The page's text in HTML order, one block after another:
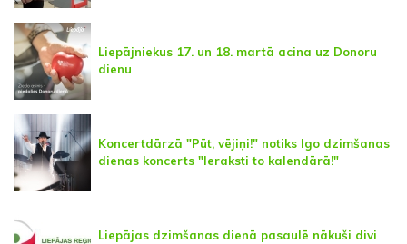
Liepājniekus 17. un 18. martā acina uz Donoru
dienu
Koncertdārzā "Pūt, vējiņi!" notiks Igo dzimšanas
dienas koncerts "Ieraksti to kalendārā!"
Liepājas dzimšanas dienā pasaulē nākuši divi